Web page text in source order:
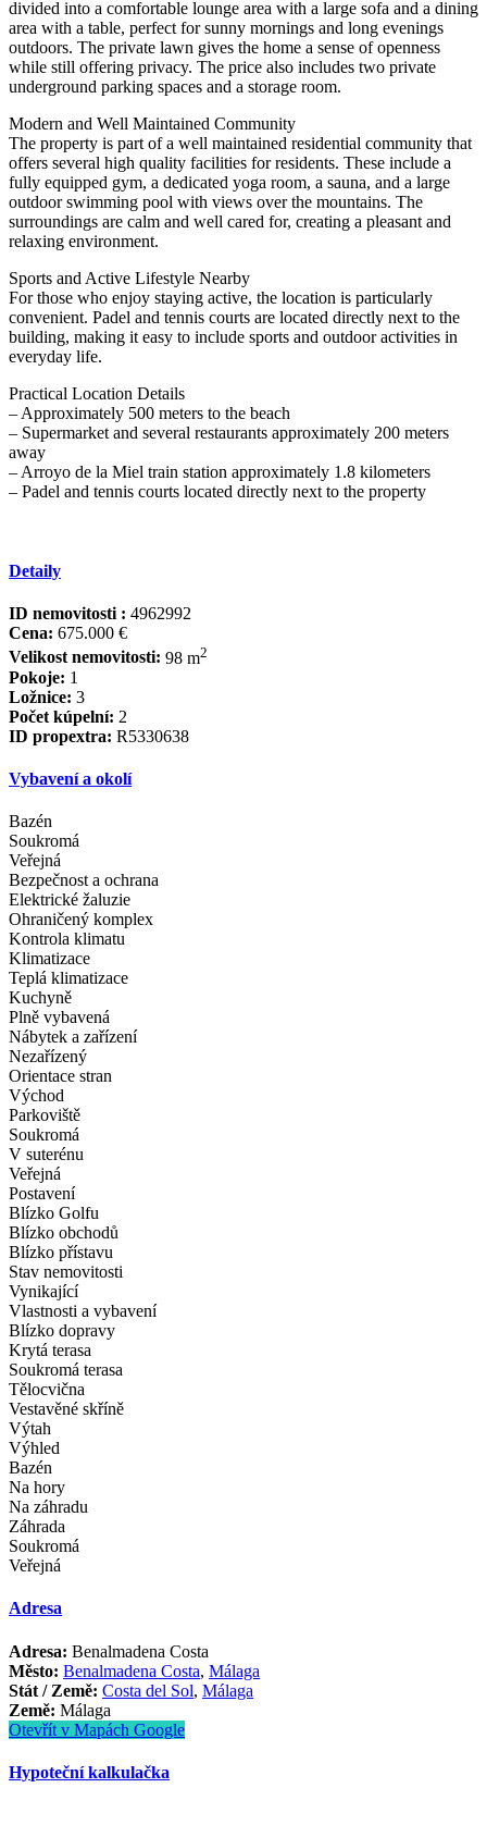
divided into a comfortable lounge area with a large sofa and a dining
area with a table, perfect for sunny mornings and long evenings
outdoors. The private lawn gives the home a sense of openness
while still offering privacy. The price also includes two private
underground parking spaces and a storage room.
Modern and Well Maintained Community
The property is part of a well maintained residential community that
offers several high quality facilities for residents. These include a
fully equipped gym, a dedicated yoga room, a sauna, and a large
outdoor swimming pool with views over the mountains. The
surroundings are calm and well cared for, creating a pleasant and
relaxing environment.
Sports and Active Lifestyle Nearby
For those who enjoy staying active, the location is particularly
convenient. Padel and tennis courts are located directly next to the
building, making it easy to include sports and outdoor activities in
everyday life.
Practical Location Details
– Approximately 500 meters to ‌the ‌beach
– ‌Supermarket ‌and ‌several restaurants ‌approximately ‌200 meters
‌away
– Arroyo ‌de la Miel ‌train ‌station ‌approximately 1.8 kilometers
– ‌Padel ‌and tennis courts ‌located ‌directly ‌next ‌to ‌the ‌property
Detaily
ID nemovitosti : 4962992
Cena: 675.000 €
Velikost nemovitosti: 98 m2
Pokoje: 1
Ložnice: 3
Počet kúpelní: 2
ID propextra: R5330638
Vybavení a okolí
Bazén
Soukromá
Veřejná
Bezpečnost a ochrana
Elektrické žaluzie
Ohraničený komplex
Kontrola klimatu
Klimatizace
Teplá klimatizace
Kuchyně
Plně vybavená
Nábytek a zařízení
Nezařízený
Orientace stran
Východ
Parkoviště
Soukromá
V suterénu
Veřejná
Postavení
Blízko Golfu
Blízko obchodů
Blízko přístavu
Stav nemovitosti
Vynikající
Vlastnosti a vybavení
Blízko dopravy
Krytá terasa
Soukromá terasa
Tělocvična
Vestavěné skříně
Výtah
Výhled
Bazén
Na hory
Na záhradu
Záhrada
Soukromá
Veřejná
Adresa
Adresa: Benalmadena Costa
Město: Benalmadena Costa,Málaga
Stát / Země: Costa del Sol,Málaga
Země: Málaga
Otevřít v Mapách Google
Hypoteční kalkulačka